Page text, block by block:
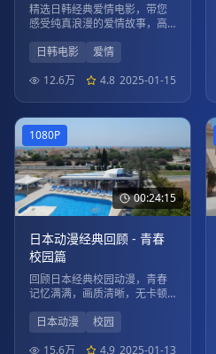
精选日韩经典爱情电影，带您
感受纯真浪漫的爱情故事，高
日韩电影
爱情
12.6万
4.8 2025-01-15
00:24:15
1080P
日本动漫经典回顾 - 青春
校园篇
回顾日本经典校园动漫，青春
记忆满满，画质清晰，无卡顿
日本动漫
校园
15.6万
4.9 2025-01-13